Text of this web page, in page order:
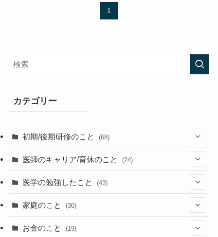
1
カテゴリー
初期/後期研修のこと (68)
(26)
(2)
医師のキャリア/育休のこと (24)
(1)
(1)
医学の勉強したこと (43)
(2)
(1)
家庭のこと (30)
(13)
お金のこと (19)